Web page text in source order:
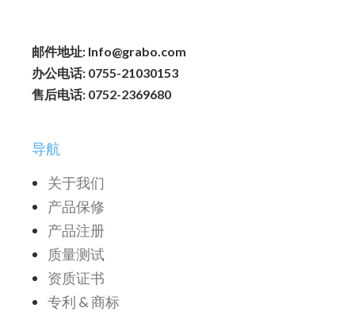
邮件地址: Info@grabo.com
办公电话: 0755-21030153
售后电话: 0752-2369680
导航
关于我们
产品保修
产品注册
质量测试
资质证书
专利 & 商标